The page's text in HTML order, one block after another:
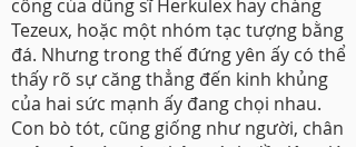
công của dũng sĩ Herkulex hay chàng
Tezeux, hoặc một nhóm tạc tượng bằng
đá. Nhưng trong thế đứng yên ấy có thể
thấy rõ sự căng thẳng đến kinh khủng
của hai sức mạnh ấy đang chọi nhau.
Con bò tót, cũng giống như người, chân